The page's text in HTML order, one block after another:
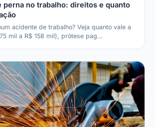
perna no trabalho: direitos e quanto
acidente de trabalho? Veja quanto vale a
mil a R$ 158 mil), prótese pag…